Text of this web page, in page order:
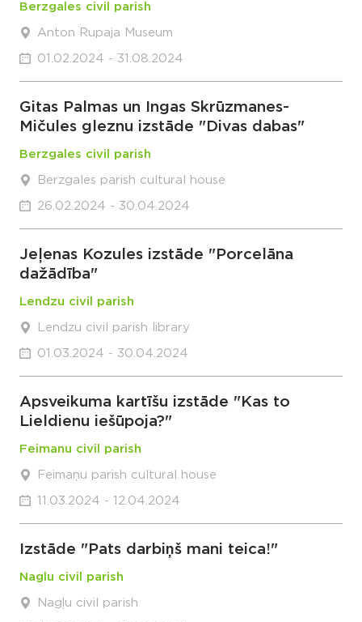
Berzgales civil parish
Anton Rupaja Museum
01.02.2024 - 31.08.2024
Gitas Palmas un Ingas Skrūzmanes-
Mičules gleznu izstāde "Divas dabas"
Berzgales civil parish
Berzgales parish cultural house
26.02.2024 - 30.04.2024
Jeļenas Kozules izstāde "Porcelāna
dažādība"
Lendzu civil parish
Lendzu civil parish library
01.03.2024 - 30.04.2024
Apsveikuma kartīšu izstāde "Kas to
Lieldienu iešūpoja?"
Feimanu civil parish
Feimaņu parish cultural house
11.03.2024 - 12.04.2024
Izstāde "Pats darbiņš mani teica!"
Naglu civil parish
Nagļu civil parish